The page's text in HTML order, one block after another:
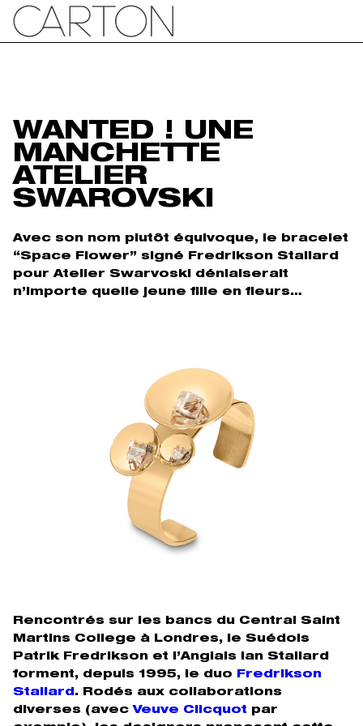
WANTED ! UNE
MANCHETTE
ATELIER
SWAROVSKI
Avec son nom plutôt équivoque, le bracelet
“Space Flower” signé Fredrikson Stallard
pour Atelier Swarvoski déniaiserait
n’importe quelle jeune fille en fleurs…
Rencontrés sur les bancs du Central Saint
Martins College à Londres, le Suédois
Patrik Fredrikson et l’Anglais Ian Stallard
forment, depuis 1995, le duo
Fredrikson
Stallard . Rodés aux collaborations
diverses (avec Veuve Clicquot par